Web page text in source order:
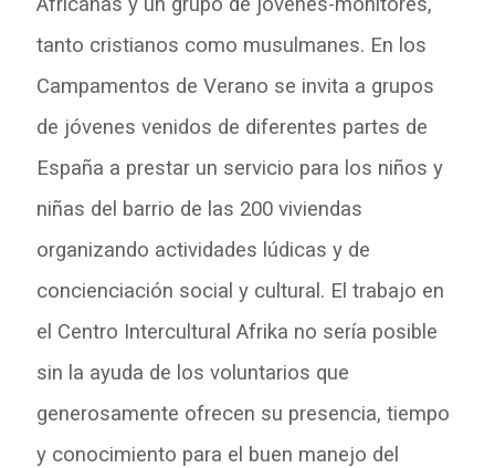
tanto cristianos como musulmanes. En los
Campamentos de Verano se invita a grupos
de jóvenes venidos de diferentes partes de
España a prestar un servicio para los niños y
niñas del barrio de las 200 viviendas
organizando actividades lúdicas y de
concienciación social y cultural. El trabajo en
el Centro Intercultural Afrika no sería posible
sin la ayuda de los voluntarios que
generosamente ofrecen su presencia, tiempo
y conocimiento para el buen manejo del